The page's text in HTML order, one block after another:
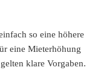
so eine höhere
eine Mieterhöhung
klare Vorgaben.